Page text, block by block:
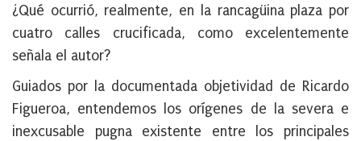
¿Qué ocurrió, realmente, en la rancagüina plaza por
cuatro calles crucificada, como excelentemente
señala el autor?
Guiados por la documentada objetividad de Ricardo
Figueroa, entendemos los orígenes de la severa e
inexcusable pugna existente entre los principales